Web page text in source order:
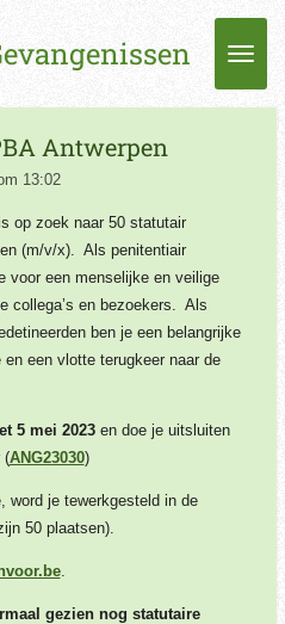
Antwerpen
13:02
op zoek naar 50 statutair
(m/v/x). Als penitentiair
voor een menselijke en veilige
collega’s en bezoekers. Als
ben je een belangrijke
een vlotte terugkeer naar de
5 mei 2023en doe je uitsluiten
(ANG23030)
word je tewerkgesteld in de
50 plaatsen).
.
gezien nog statutaire